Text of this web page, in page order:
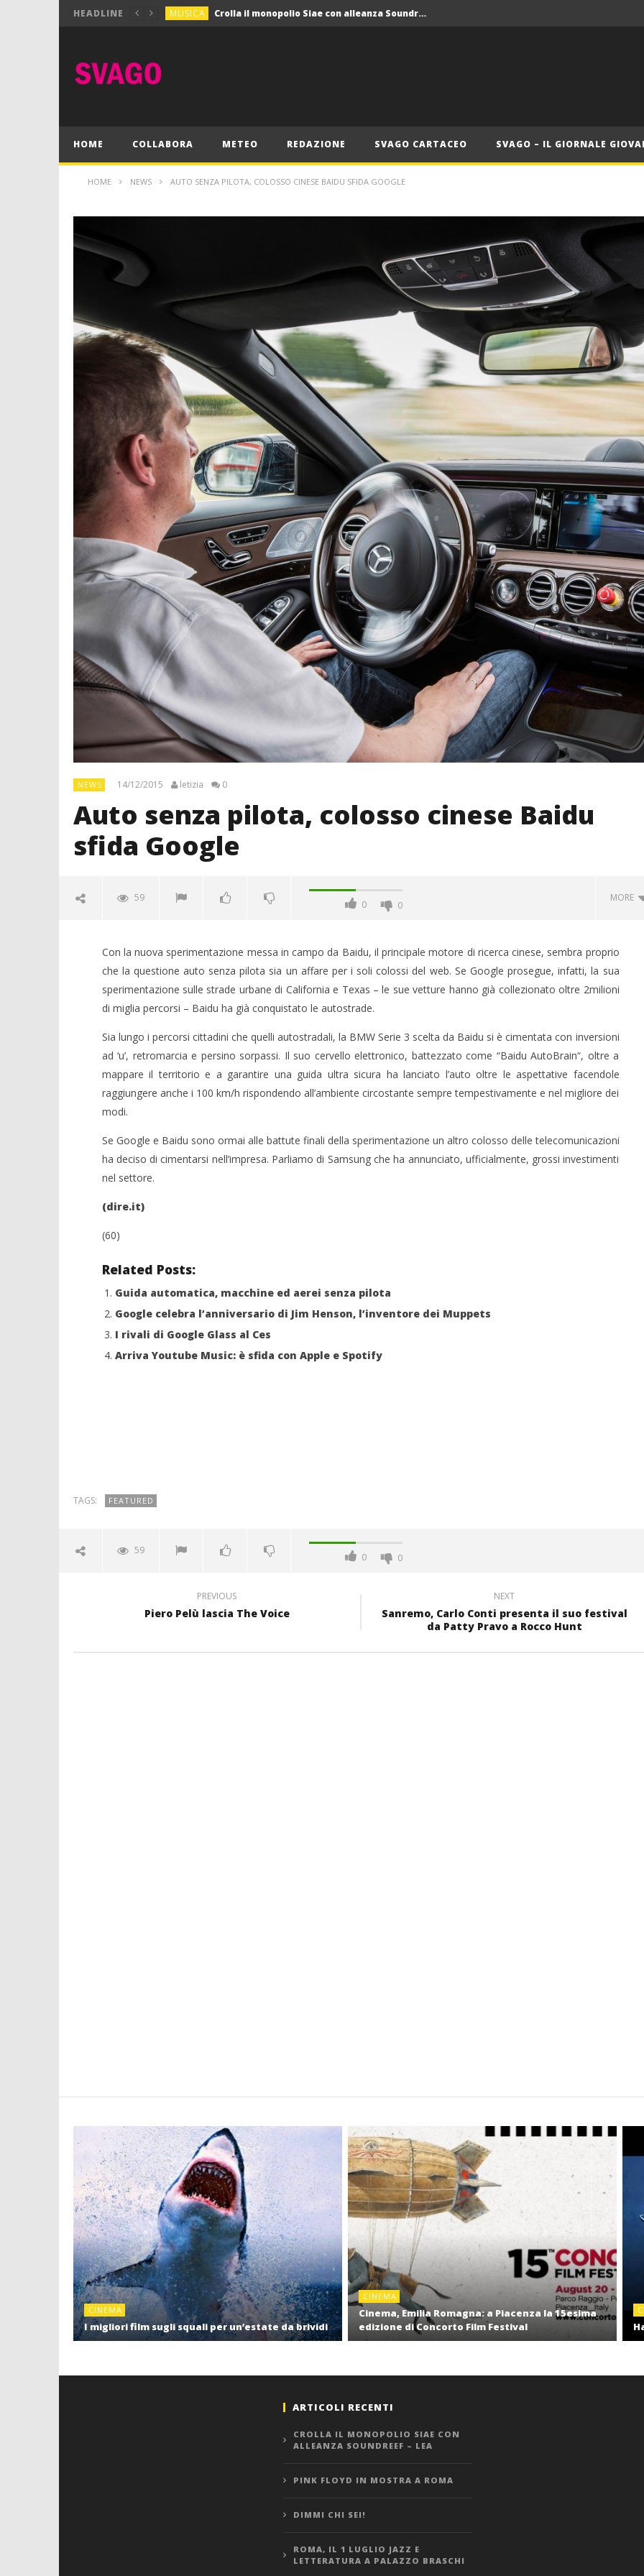
HEADLINE MUSICA Crolla il monopolio Siae con alleanza Soundreef – LEA
MUSICA Crolla il monopolio Siae con alleanza Soundreef – LEA
HOME COLLABORA METEO REDAZIONE SVAGO CARTACEO SVAGO – IL GIORNALE
HOME NEWS AUTO SENZA PILOTA, COLOSSO CINESE BAIDU SFIDA GOOGLE
NEWS 14/12/2015 letizia 0
Auto senza pilota, colosso cinese Baidu
sfida Google
59
0 0
MORE
NOW VIEWING
Auto senza pilota, colosso cinese
Baidu sfida Google
14/12/2015
Crolla il monopolio Siae con
alleanza Soundreef - LEA
Pink Floyd in mostra a Roma
14/12/2015
Con la nuova sperimentazione messa in campo da Baidu, il principale motore di ricerca cinese, sembra proprio
che la questione auto senza pilota sia un affare per i soli colossi del web. Se Google prosegue, infatti, la sua
sperimentazione sulle strade urbane di California e Texas – le sue vetture hanno già collezionato oltre 2milioni
di miglia percorsi – Baidu ha già conquistato le autostrade.
Sia lungo i percorsi cittadini che quelli autostradali, la BMW Serie 3 scelta da Baidu si è cimentata con inversioni
ad ‘u’, retromarcia e persino sorpassi. Il suo cervello elettronico, battezzato come “Baidu AutoBrain“, oltre a
mappare il territorio e a garantire una guida ultra sicura ha lanciato l’auto oltre le aspettative facendole
raggiungere anche i 100 km/h rispondendo all’ambiente circostante sempre tempestivamente e nel migliore dei
modi.
Se Google e Baidu sono ormai alle battute finali della sperimentazione un altro colosso delle telecomunicazioni
ha deciso di cimentarsi nell’impresa. Parliamo di Samsung che ha annunciato, ufficialmente, grossi investimenti
nel settore.
(dire.it)
(60)
Related Posts:
Guida automatica, macchine ed aerei senza pilota
Google celebra l’anniversario di Jim Henson, l’inventore dei Muppets
I rivali di Google Glass al Ces
Arriva Youtube Music: è sfida con Apple e Spotify
TAGS: FEATURED
59
0 0
PREVIOUS
Piero Pelù lascia The Voice
NEXT
Sanremo, Carlo Conti presenta il suo festival
da Patty Pravo a Rocco Hunt
CINEMA
I migliori film sugli squali per un’estate da brividi
CINEMA
Cinema, Emilia Romagna: a Piacenza la 15esima
edizione di Concorto Film Festival
ARTICOLI RECENTI
CROLLA IL MONOPOLIO SIAE CON
ALLEANZA SOUNDREEF – LEA
PINK FLOYD IN MOSTRA A ROMA
DIMMI CHI SEI!
ROMA, IL 1 LUGLIO JAZZ E
LETTERATURA A PALAZZO BRASCHI